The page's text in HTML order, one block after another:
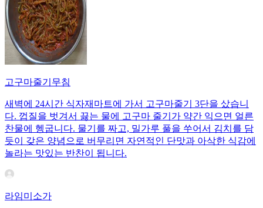
고구마줄기무침
새벽에 24시간 식자재마트에 가서 고구마줄기 3단을 샀습니
다. 껍질을 벗겨서 끓는 물에 고구마 줄기가 약간 익으면 얼른
찬물에 헹굽니다. 물기를 짜고, 밀가루 풀을 쑤어서 김치를 담
듯이 갖은 양념으로 버무리면 자연적인 단맛과 아삭한 식감에
놀라는 맛있는 반찬이 됩니다.
라임미소가